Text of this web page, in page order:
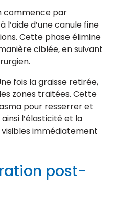
commence par
à l’aide d’une canule fine
Cette phase élimine
ciblée, en suivant
fois la graisse retirée,
zones traitées. Cette
pour resserrer et
l’élasticité et la
immédiatement
post-